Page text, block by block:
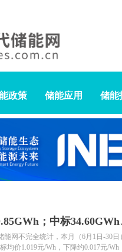
政策 储能应用 储能
；中标
网不完全统计，本月（6月1日-30
均价1.019元/Wh，下降约0.017元/